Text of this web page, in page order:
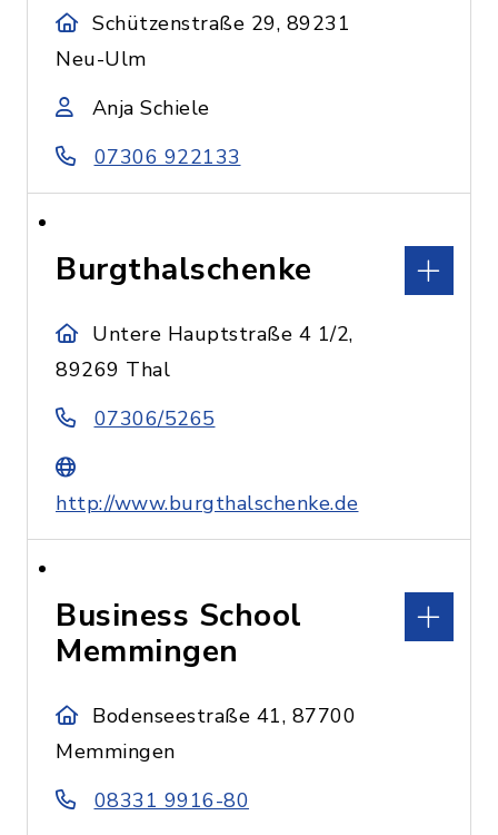
Schützenstraße 29, 89231
Neu-Ulm
Anja Schiele
07306 922133
Burgthalschenke
Untere Hauptstraße 4 1/2,
89269 Thal
07306/5265
http://www.burgthalschenke.de
Business School
Memmingen
Bodenseestraße 41, 87700
Memmingen
08331 9916-80